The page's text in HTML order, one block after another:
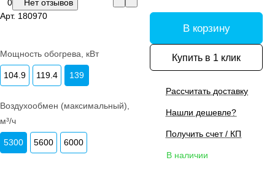
0
Нет отзывов
Арт. 180970
Мощность обогрева, кВт
104.9 119.4 139
Воздухообмен (максимальный),
м³/ч
5300 5600 6000
В корзину
Купить в 1 клик
Рассчитать доставку
Нашли дешевле?
Получить счет / КП
В наличии